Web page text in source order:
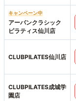
キャンペーン中
アーバンクラシック
ピラティス仙川店
CLUBPILATES仙川店
CLUBPILATES成城学
園店